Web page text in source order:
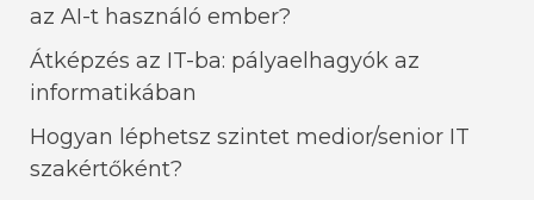
az AI-t használó ember?
Átképzés az IT-ba: pályaelhagyók az
informatikában
Hogyan léphetsz szintet medior/senior IT
szakértőként?